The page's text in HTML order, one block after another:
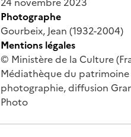
Photographe
Gourbeix, Jean (1932-2004)
Mentions légales
© Ministère de la Culture
Médiathèque du patrimoine
photographie, diffusion
Photo